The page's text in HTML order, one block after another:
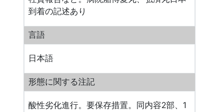
到着の記述あり
言語
日本語
形態に関する注記
酸性劣化進行。要保存措置。同内容2部、1